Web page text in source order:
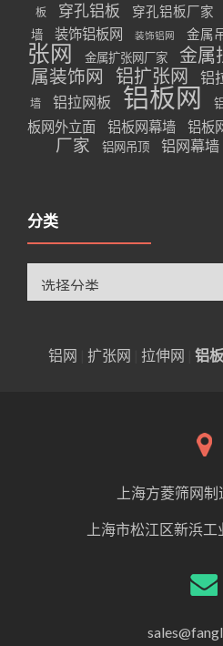
板
穿孔铝板 穿孔铝板厂家
墙
装饰铝板网 装饰铝网 金属
张网
金属扩张网厂家 金属
属装饰网
铝扩张网 铝
墙
铝拉网板 铝板网
板网外立面
铝板网幕墙 铝板
厂家
铝网吊顶 铝网幕墙
分类
铝网 扩张网 拉伸网 铝
上海方菱筛网
上海市松江区新浜